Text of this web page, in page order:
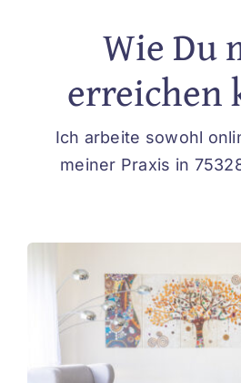
Wie Du
erreichen
Ich arbeite sowohl
meiner Praxis in